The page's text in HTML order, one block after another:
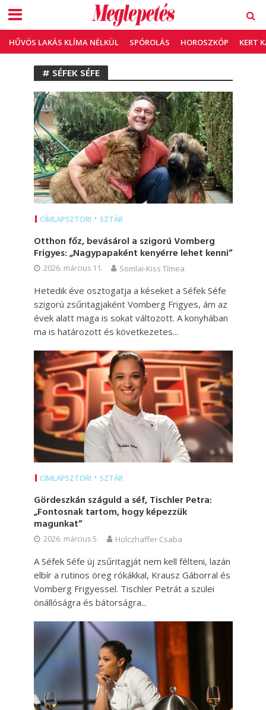
HŰVÖS LAKÁS KLÍMA NÉLKÜL SPÓROLÁS HOROSZKÓP KERT
# SÉFEK SÉFE
CÍMLAPSZTORI • SZTÁR
Otthon főz, bevásárol a szigorú Vomberg
Frigyes: „Nagypapaként kenyérre lehet kenni”
2026. március 11. Somlai-Kiss Tímea
Hetedik éve osztogatja a késeket a Séfek Séfe
szigorú zsűritagjaként Vomberg Frigyes, ám az
évek alatt maga is sokat változott. A konyhában
ma is határozott és következetes...
CÍMLAPSZTORI • SZTÁR
Gördeszkán száguld a séf, Tischler Petra:
„Fontosnak tartom, hogy képezzük
magunkat”
2026. március 5. Holczhaffer Csaba
A Séfek Séfe új zsűritagját nem kell félteni, lazán
elbír a rutinos öreg rókákkal, Krausz Gáborral és
Vomberg Frigyessel. Tischler Petrát a szülei
önállóságra és bátorságra...